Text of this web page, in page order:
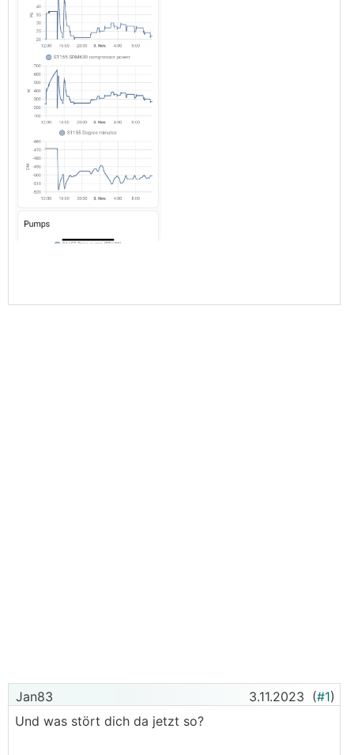
Jan83 3.11.2023 (#1)
Und was stört dich da jetzt so?